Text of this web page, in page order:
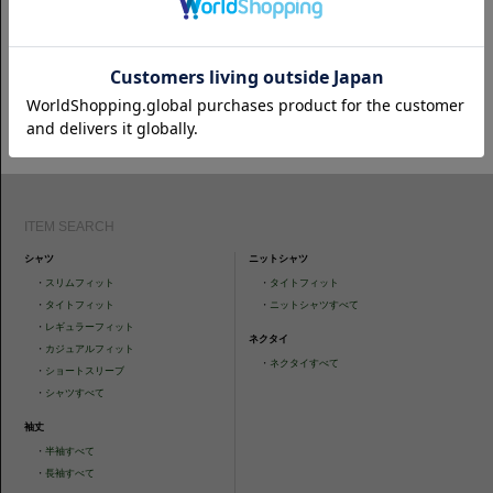
CAMICIANISTAの最新情報、スタイル提案などをおしらせします。是非フ
ォローください。
ITEM SEARCH
シャツ
・ スリムフィット
・ タイトフィット
・ レギュラーフィット
・ カジュアルフィット
・ ショートスリーブ
・ シャツすべて
袖丈
・半袖すべて
・長袖すべて
ニットシャツ
・ タイトフィット
・ ニットシャツすべて
ネクタイ
・ ネクタイすべて